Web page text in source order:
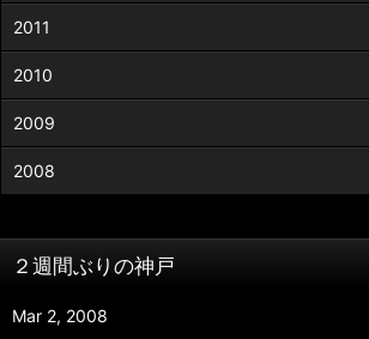
２週間ぶりの神戸
Mar 2, 2008
2011
2010
2009
2008